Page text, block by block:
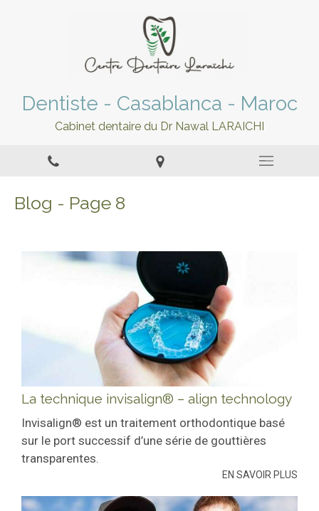
Dentiste - Casablanca - Maroc
Cabinet dentaire du Dr Nawal LARAICHI
Blog - Page 8
La technique invisalign® – align technology
Invisalign® est un traitement orthodontique basé
sur le port successif d’une série de gouttières
transparentes.
EN SAVOIR PLUS